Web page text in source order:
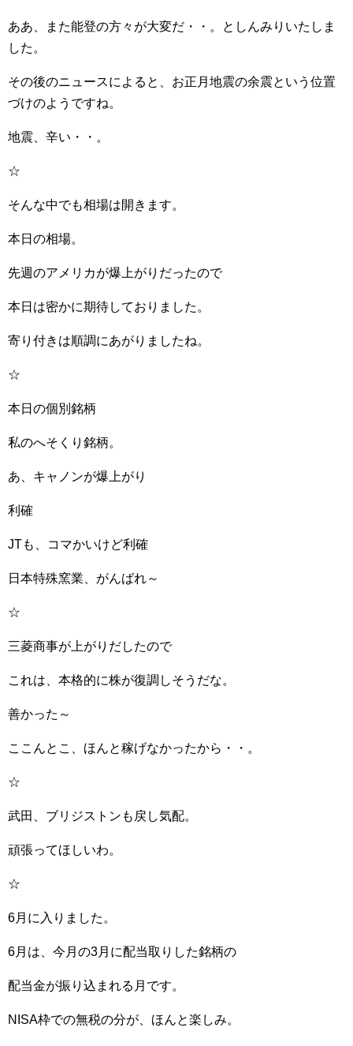
ああ、また能登の方々が大変だ・・。としんみりいたしま
した。
その後のニュースによると、お正月地震の余震という位置
づけのようですね。
地震、辛い・・。
☆
そんな中でも相場は開きます。
本日の相場。
先週のアメリカが爆上がりだったので
本日は密かに期待しておりました。
寄り付きは順調にあがりましたね。
☆
本日の個別銘柄
私のへそくり銘柄。
あ、キャノンが爆上がり
利確
JTも、コマかいけど利確
日本特殊窯業、がんばれ～
☆
三菱商事が上がりだしたので
これは、本格的に株が復調しそうだな。
善かった～
ここんとこ、ほんと稼げなかったから・・。
☆
武田、ブリジストンも戻し気配。
頑張ってほしいわ。
☆
6月に入りました。
6月は、今月の3月に配当取りした銘柄の
配当金が振り込まれる月です。
NISA枠での無税の分が、ほんと楽しみ。